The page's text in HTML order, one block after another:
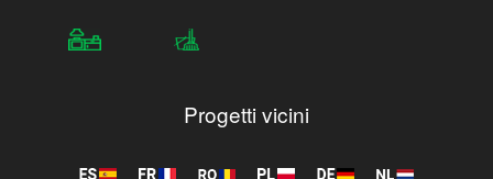
Progetti vicini